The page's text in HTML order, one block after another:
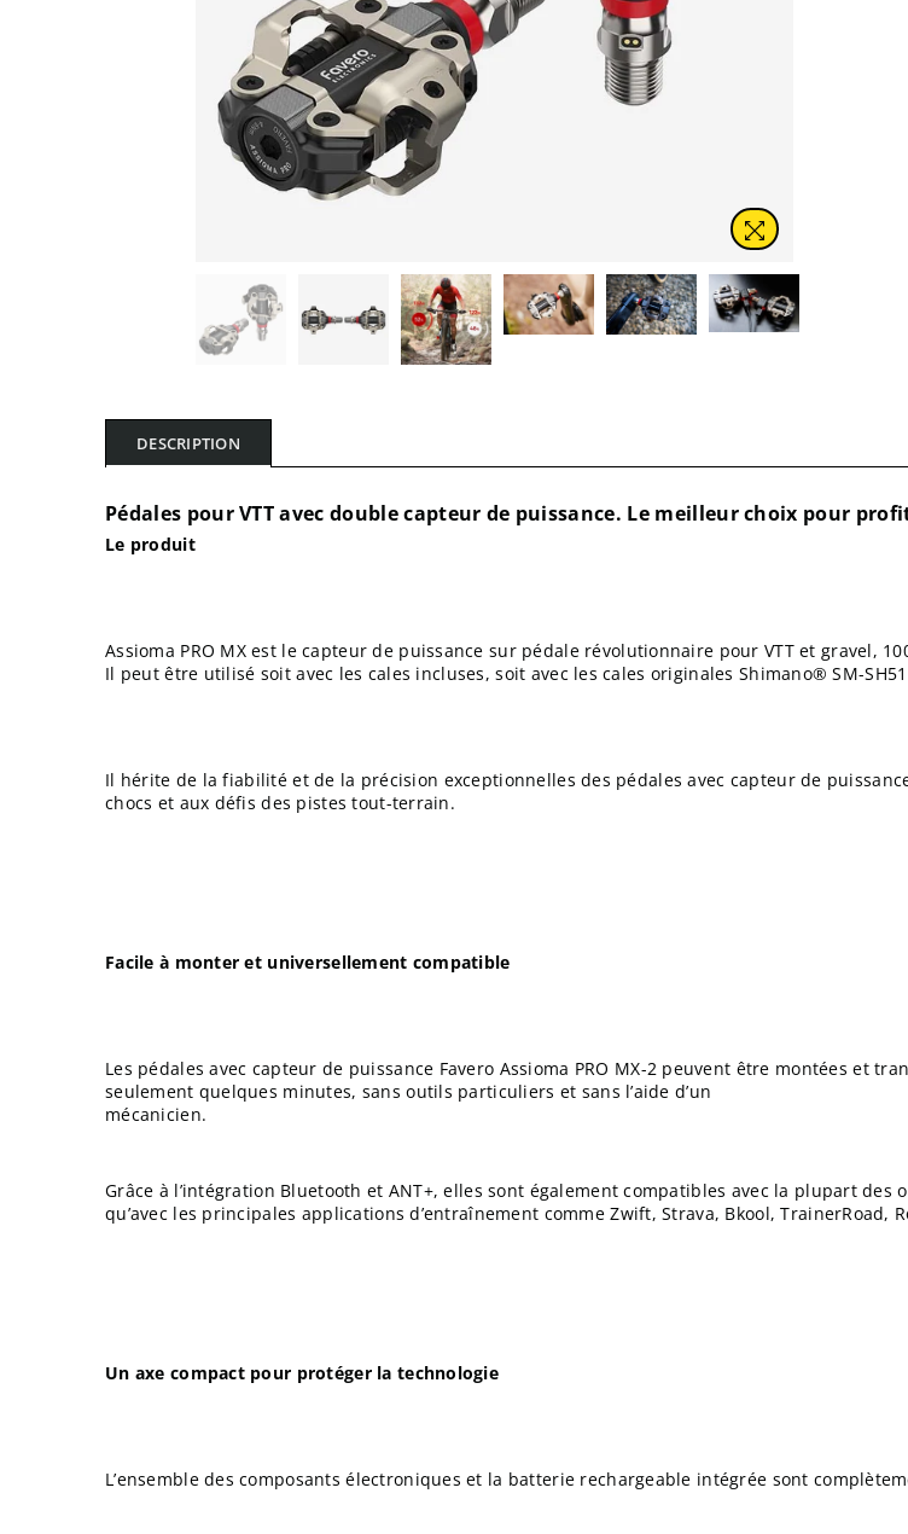
DESCRIPTION
Pédales pour VTT avec double capteur de puissance. Le meilleur choix pour
Le produit
Assioma PRO MX est le capteur de puissance sur pédale révolutionnaire pour VTT et gravel,
Il peut être utilisé soit avec les cales incluses, soit avec les cales originales Shimano® SM-
Il hérite de la fiabilité et de la précision exceptionnelles des pédales avec capteur de
chocs et aux défis des pistes tout-terrain.
Facile à monter et universellement compatible
Les pédales avec capteur de puissance Favero Assioma PRO MX-2 peuvent être montées et
seulement quelques minutes, sans outils particuliers et sans l’aide d’un
mécanicien.
Grâce à l’intégration Bluetooth et ANT+, elles sont également compatibles avec la plupart
qu’avec les principales applications d’entraînement comme Zwift, Strava, Bkool, TrainerRoad,
Un axe compact pour protéger la technologie
L’ensemble des composants électroniques et la batterie rechargeable intégrée sont